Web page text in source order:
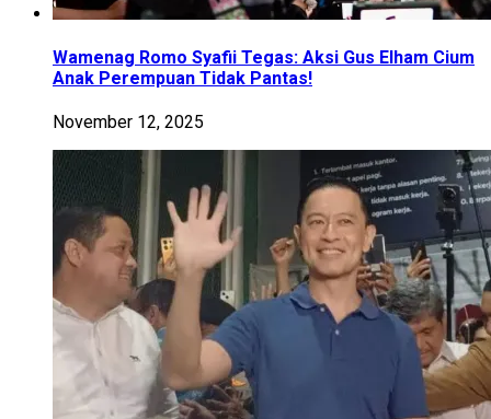
Wamenag Romo Syafii Tegas: Aksi Gus Elham Cium
Anak Perempuan Tidak Pantas!
November 12, 2025